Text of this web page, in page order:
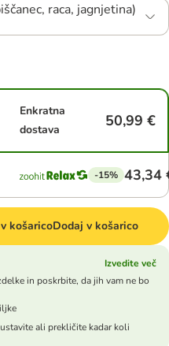
raca, jagnjetina)
Enkratna
dostava
50,99 €
-15% 43,34
košaricoDodaj v košarico
Izvedite več
in poskrbite, da jih vam ne bo
ali prekličite kadar koli